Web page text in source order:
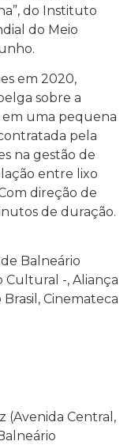
do Instituto
do Meio
em 2020,
sobre a
uma pequena
pela
na gestão de
entre lixo
direção de
de duração.
Balneário
Cultural -, Aliança
Cinemateca
(Avenida Central,